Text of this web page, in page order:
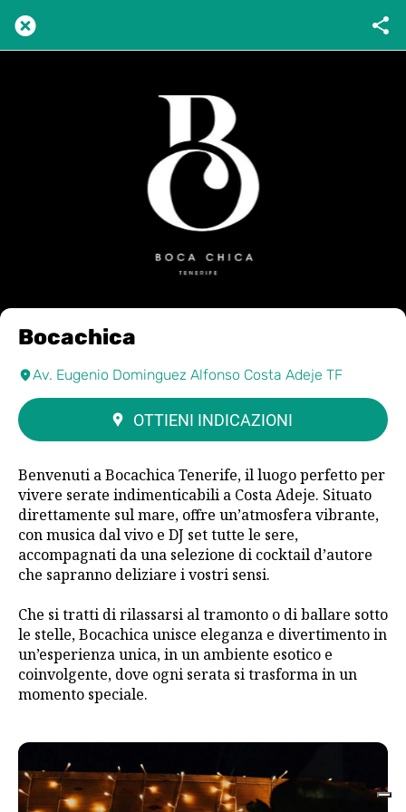
Bocachica
Av. Eugenio Dominguez Alfonso Costa Adeje TF
OTTIENI INDICAZIONI
Benvenuti a Bocachica Tenerife, il luogo perfetto per
vivere serate indimenticabili a Costa Adeje. Situato
direttamente sul mare, offre un’atmosfera vibrante,
con musica dal vivo e DJ set tutte le sere,
accompagnati da una selezione di cocktail d’autore
che sapranno deliziare i vostri sensi.
Che si tratti di rilassarsi al tramonto o di ballare sotto
le stelle, Bocachica unisce eleganza e divertimento in
un’esperienza unica, in un ambiente esotico e
coinvolgente, dove ogni serata si trasforma in un
momento speciale.